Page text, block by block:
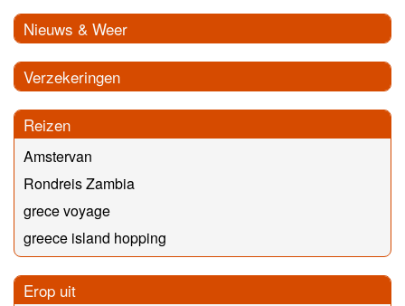
Nieuws & Weer
Verzekeringen
Reizen
Amstervan
Rondreis Zambia
grece voyage
greece island hopping
Erop uit